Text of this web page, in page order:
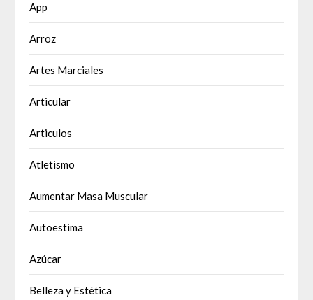
App
Arroz
Artes Marciales
Articular
Articulos
Atletismo
Aumentar Masa Muscular
Autoestima
Azúcar
Belleza y Estética